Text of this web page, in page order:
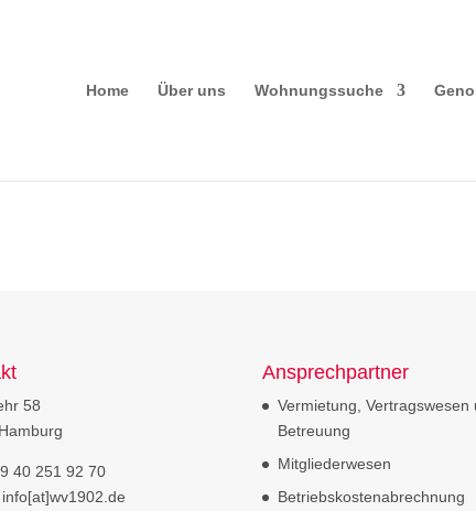
Home Über uns Wohnungssuche
58
40 251 92 70
Ansprechpartner
Vermietung, Vertragswesen
Betreuung
Mitgliederwesen
Betriebskostenabrechnung